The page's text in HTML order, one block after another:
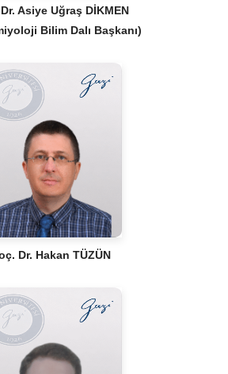
Asiye Uğraş DİKMEN
Bilim Dalı Başkanı)
Dr. Hakan TÜZÜN